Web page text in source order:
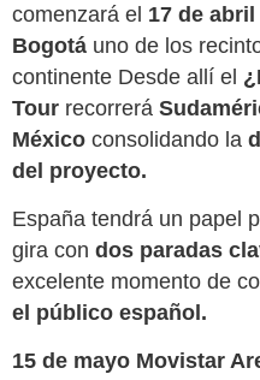
comenzará el 17 de
Bogotá uno de los
continente Desde allí el
Tour recorrerá
México consolidando la
del proyecto.
España tendrá un papel
gira con dos paradas
excelente momento de
el público español.
15 de mayo Movistar